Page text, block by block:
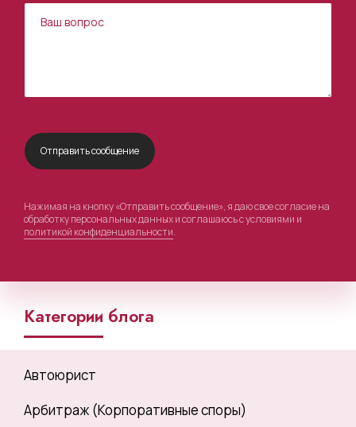
Нажимая на кнопку «Отправить сообщение», я даю свое согласие на
обработку персональных данных и соглашаюсь с условиями и
политикой конфиденциальности.
Категории блога
Автоюрист
Арбитраж (Корпоративные споры)